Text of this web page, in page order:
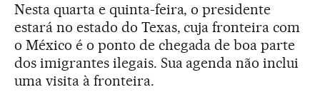
Nesta quarta e quinta-feira, o presidente
estará no estado do Texas, cuja fronteira com
o México é o ponto de chegada de boa parte
dos imigrantes ilegais. Sua agenda não inclui
uma visita à fronteira.